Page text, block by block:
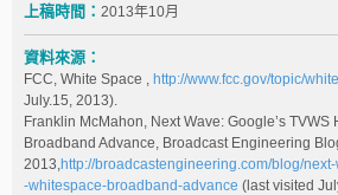
上稿時間： 2013年10月
資料來源：
FCC, White Space , http://www.fcc.gov/topic/
July.15, 2013).
Franklin McMahon, Next Wave: Google’s TVWS
Broadband Advance, Broadcast Engineering
2013, http://broadcastengineering.com/blog/
-whitespace-broadband-advance (last visited